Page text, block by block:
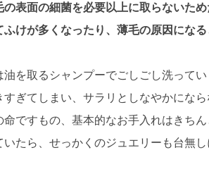
の表面の細菌を必要以上に取らないた
ふけが多くなったり、薄毛の原因にな
油を取るシャンプーでごしごし洗って
すぎてしまい、サラリとしなやかにな
命ですもの、基本的なお手入れはきち
いたら、せっかくのジュエリーも台無